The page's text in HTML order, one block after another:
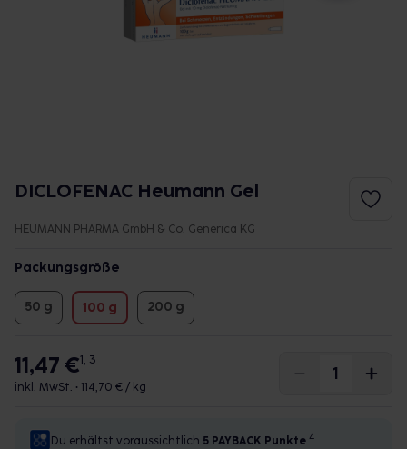
DICLOFENAC Heumann Gel
HEUMANN PHARMA GmbH & Co. Generica KG
Packungsgröße
50 g 100 g 200 g
11,47 €1, 3
inkl. MwSt. • 114,70 € / kg
Du erhältst voraussichtlich 5 PAYBACK Punkte 4